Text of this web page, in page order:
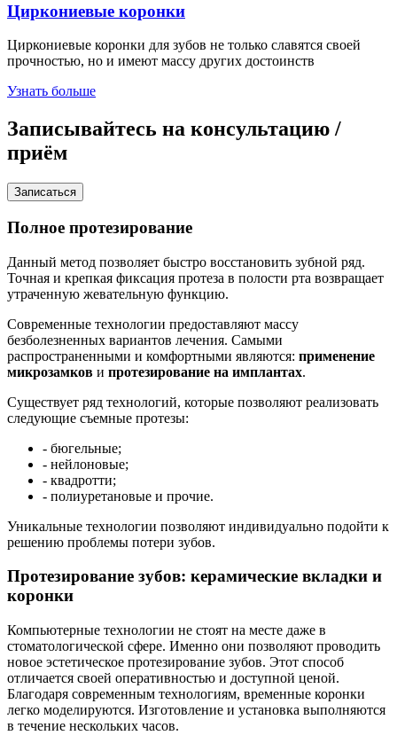
Циркониевые коронки
Циркониевые коронки для зубов не только славятся своей
прочностью, но и имеют массу других достоинств
Узнать больше
Записывайтесь на консультацию /
приём
Записаться
Полное протезирование
Данный метод позволяет быстро восстановить зубной ряд.
Точная и крепкая фиксация протеза в полости рта возвращает
утраченную жевательную функцию.
Современные технологии предоставляют массу
безболезненных вариантов лечения. Самыми
распространенными и комфортными являются: применение
микрозамков и протезирование на имплантах.
Существует ряд технологий, которые позволяют реализовать
следующие съемные протезы:
- бюгельные;
- нейлоновые;
- квадротти;
- полиуретановые и прочие.
Уникальные технологии позволяют индивидуально подойти к
решению проблемы потери зубов.
Протезирование зубов: керамические вкладки и
коронки
Компьютерные технологии не стоят на месте даже в
стоматологической сфере. Именно они позволяют проводить
новое эстетическое протезирование зубов. Этот способ
отличается своей оперативностью и доступной ценой.
Благодаря современным технологиям, временные коронки
легко моделируются. Изготовление и установка выполняются
в течение нескольких часов.